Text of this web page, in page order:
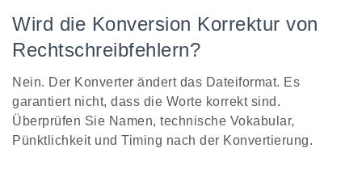
Wird die Konversion Korrektur von
Rechtschreibfehlern?
Nein. Der Konverter ändert das Dateiformat. Es
garantiert nicht, dass die Worte korrekt sind.
Überprüfen Sie Namen, technische Vokabular,
Pünktlichkeit und Timing nach der Konvertierung.